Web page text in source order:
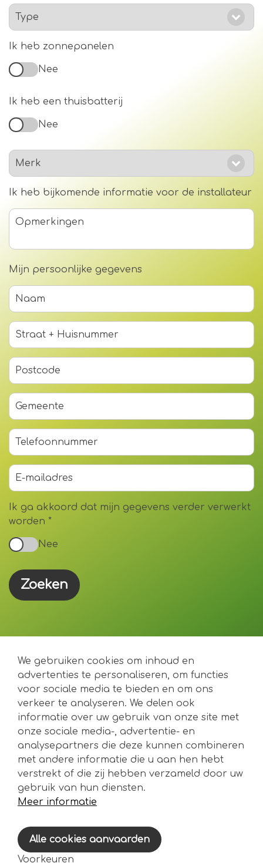
We gebruiken cookies om inhoud en
advertenties te personaliseren, om functies
voor sociale media te bieden en om ons
verkeer te analyseren. We delen ook
informatie over uw gebruik van onze site met
onze sociale media-, advertentie- en
analysepartners die deze kunnen combineren
met andere informatie die u aan hen hebt
verstrekt of die zij hebben verzameld door uw
gebruik van hun diensten.
Meer informatie
Alle cookies aanvaarden
Voorkeuren
Strikt noodzakelijke cookies Noodzakelijk
Analytische cookies
Meer informatie
Meer informatie
Ik heb zonnepanelen
Nee
Ik heb een thuisbatterij
Nee
Ik heb bijkomende informatie voor de installateur
Mijn persoonlijke gegevens
Ik ga akkoord dat mijn gegevens verder verwerkt
worden *
Nee
Zoeken
Volg ons op
en of
om als eerste op de
hoogte te zijn.
Klikhiervoor meer technische info over de Luqas
module.
Klikhiervoor meer technische info over de Luqas
Charging Hub.
QBUS NV
Joseph Cardijnstraat 19
9420 Erpe-Mere
Privacy Policy-Cookiebeleid